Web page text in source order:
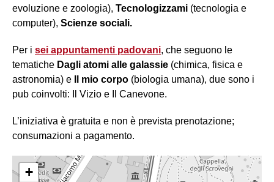
evoluzione e zoologia), Tecnologizzami (tecnologia e
computer), Scienze sociali.
Per i sei appuntamenti padovani, che seguono le
tematiche Dagli atomi alle galassie (chimica, fisica e
astronomia) e
Il mio corpo (biologia umana), due sono i
pub coinvolti: Il Vizio e Il Canevone.
L’iniziativa è gratuita e non è prevista prenotazione;
consumazioni a pagamento.
+